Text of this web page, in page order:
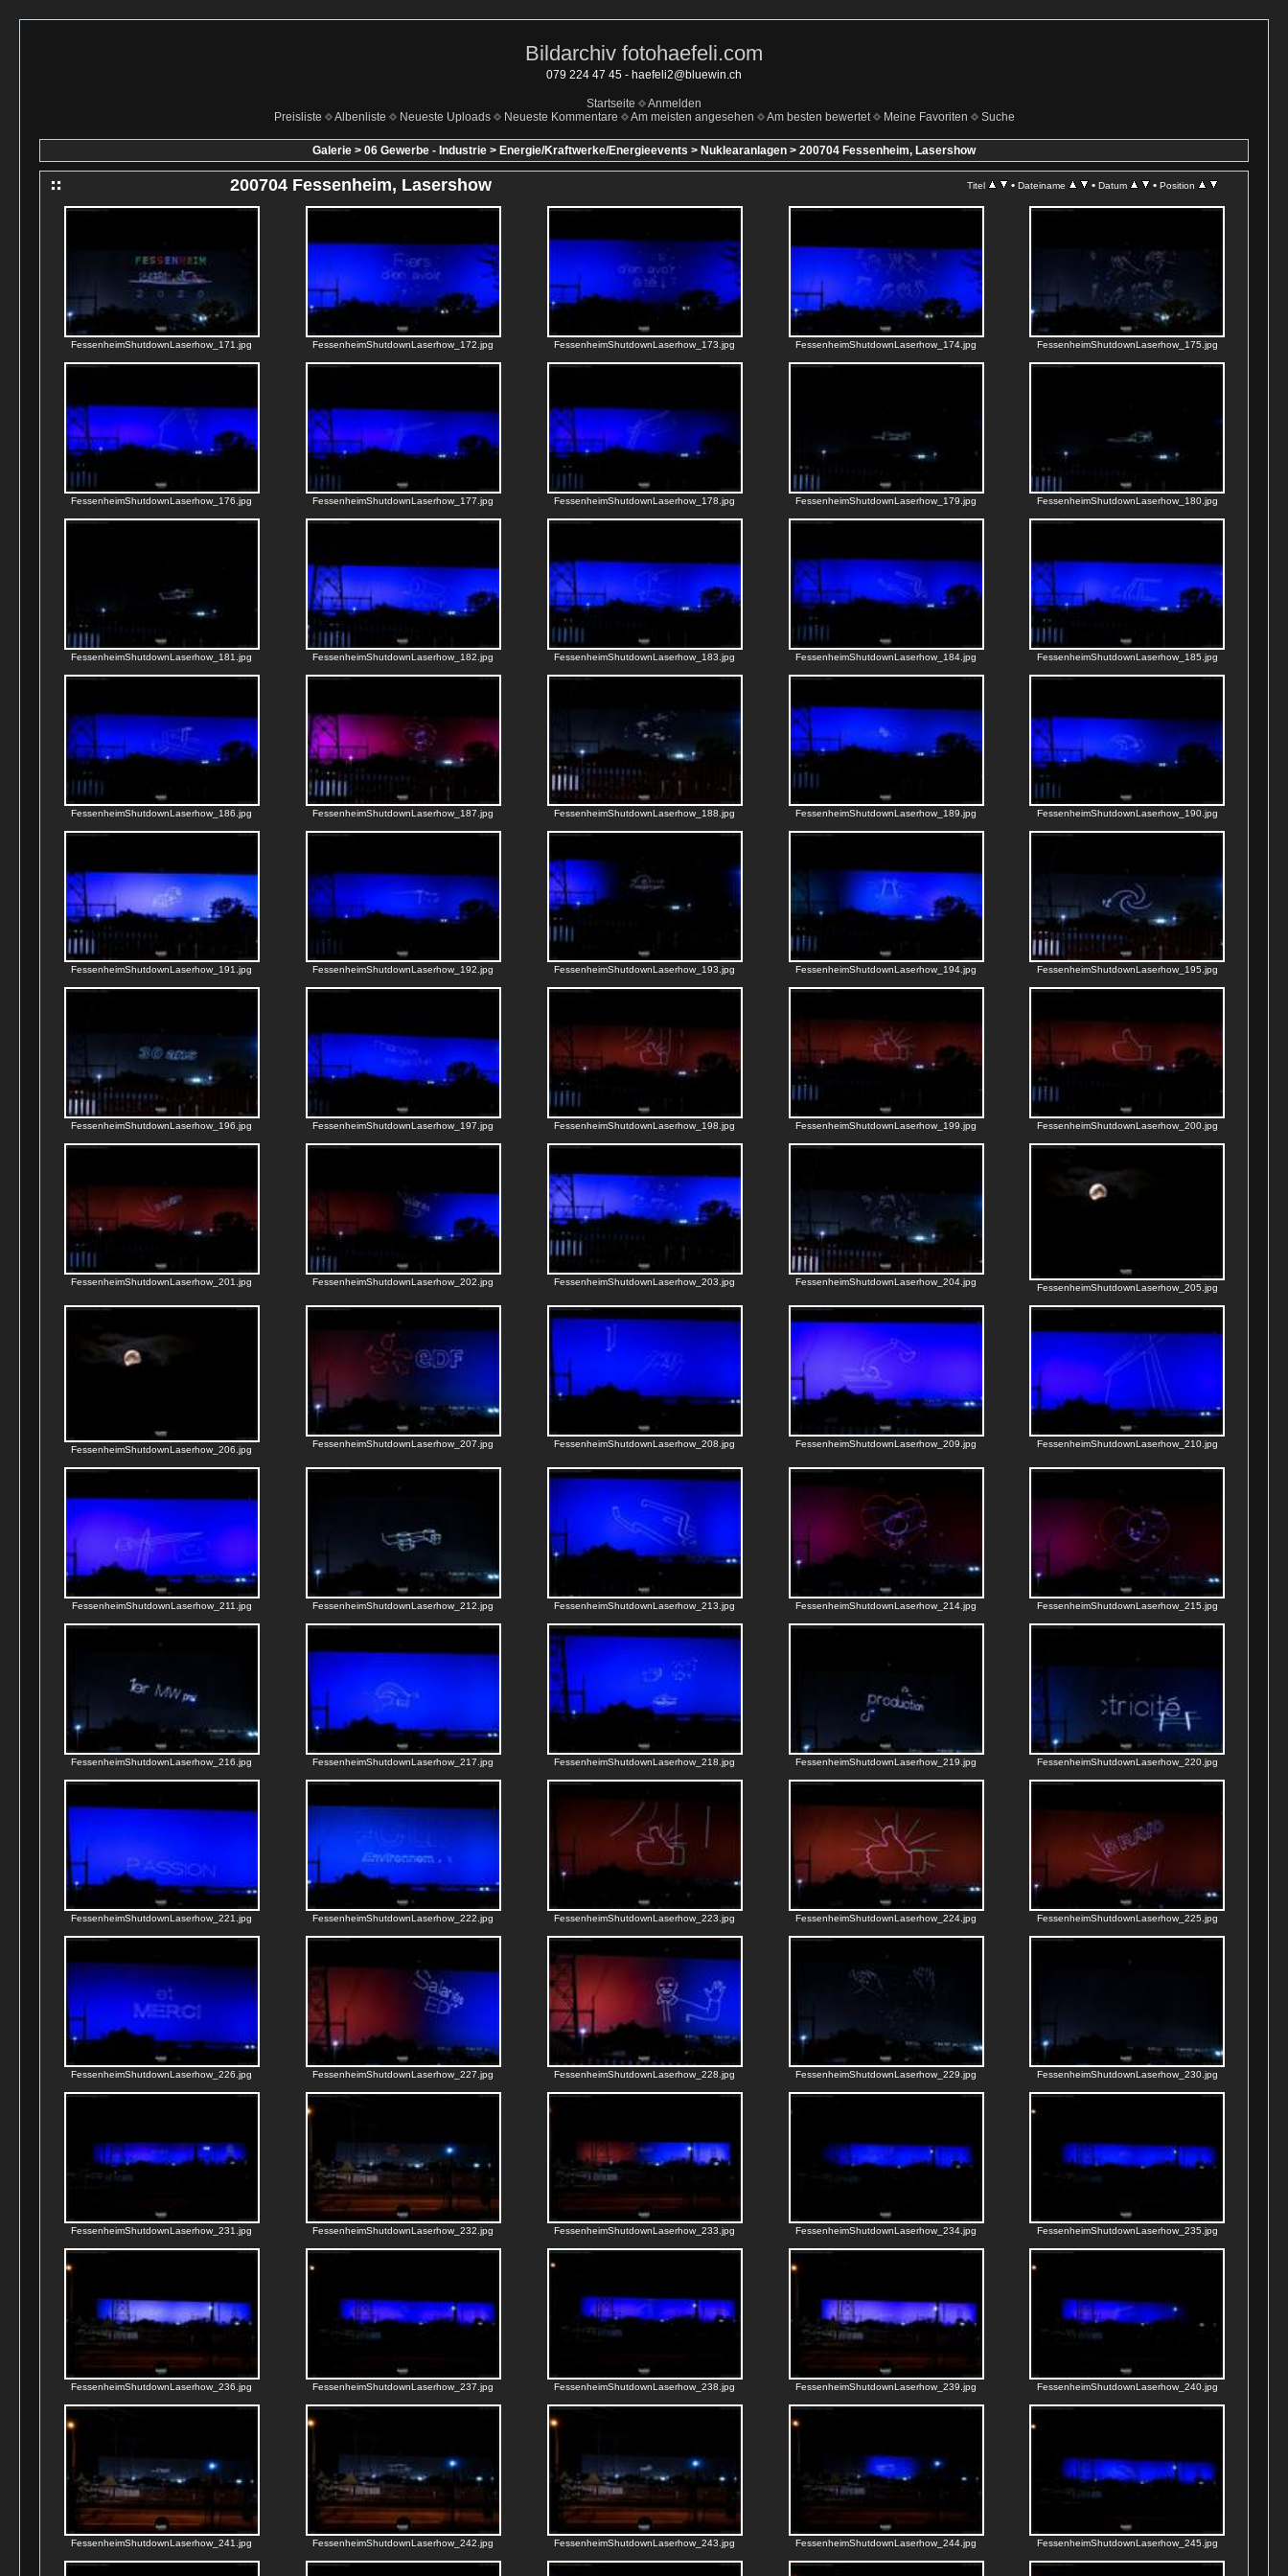
Bildarchiv fotohaefeli.com
079 224 47 45 - haefeli2@bluewin.ch
Startseite
Anmelden
Preisliste
Albenliste Neueste Uploads Neueste Kommentare Am meisten angesehen Am besten bewertet Meine Favoriten Suche
Galerie > 06 Gewerbe - Industrie > Energie/Kraftwerke/Energieevents > Nuklearanlagen > 200704 Fessenheim, Lasershow
200704 Fessenheim, Lasershow Titel • Dateiname • Datum • Position
FessenheimShutdownLaserhow_171.jpg FessenheimShutdownLaserhow_172.jpg FessenheimShutdownLaserhow_173.jpg FessenheimShutdownLaserhow_174.jpg FessenheimShutdownLaserhow_175.jpg
FessenheimShutdownLaserhow_176.jpg FessenheimShutdownLaserhow_177.jpg FessenheimShutdownLaserhow_178.jpg FessenheimShutdownLaserhow_179.jpg FessenheimShutdownLaserhow_180.jpg
FessenheimShutdownLaserhow_181.jpg FessenheimShutdownLaserhow_182.jpg FessenheimShutdownLaserhow_183.jpg FessenheimShutdownLaserhow_184.jpg FessenheimShutdownLaserhow_185.jpg
FessenheimShutdownLaserhow_186.jpg FessenheimShutdownLaserhow_187.jpg FessenheimShutdownLaserhow_188.jpg FessenheimShutdownLaserhow_189.jpg FessenheimShutdownLaserhow_190.jpg
FessenheimShutdownLaserhow_191.jpg FessenheimShutdownLaserhow_192.jpg FessenheimShutdownLaserhow_193.jpg FessenheimShutdownLaserhow_194.jpg FessenheimShutdownLaserhow_195.jpg
FessenheimShutdownLaserhow_196.jpg FessenheimShutdownLaserhow_197.jpg FessenheimShutdownLaserhow_198.jpg FessenheimShutdownLaserhow_199.jpg FessenheimShutdownLaserhow_200.jpg
FessenheimShutdownLaserhow_201.jpg FessenheimShutdownLaserhow_202.jpg FessenheimShutdownLaserhow_203.jpg FessenheimShutdownLaserhow_204.jpg
FessenheimShutdownLaserhow_205.jpg
FessenheimShutdownLaserhow_206.jpg
FessenheimShutdownLaserhow_207.jpg FessenheimShutdownLaserhow_208.jpg FessenheimShutdownLaserhow_209.jpg FessenheimShutdownLaserhow_210.jpg
FessenheimShutdownLaserhow_211.jpg FessenheimShutdownLaserhow_212.jpg FessenheimShutdownLaserhow_213.jpg FessenheimShutdownLaserhow_214.jpg FessenheimShutdownLaserhow_215.jpg
FessenheimShutdownLaserhow_216.jpg FessenheimShutdownLaserhow_217.jpg FessenheimShutdownLaserhow_218.jpg FessenheimShutdownLaserhow_219.jpg FessenheimShutdownLaserhow_220.jpg
FessenheimShutdownLaserhow_221.jpg FessenheimShutdownLaserhow_222.jpg FessenheimShutdownLaserhow_223.jpg FessenheimShutdownLaserhow_224.jpg FessenheimShutdownLaserhow_225.jpg
FessenheimShutdownLaserhow_226.jpg FessenheimShutdownLaserhow_227.jpg FessenheimShutdownLaserhow_228.jpg FessenheimShutdownLaserhow_229.jpg FessenheimShutdownLaserhow_230.jpg
FessenheimShutdownLaserhow_231.jpg FessenheimShutdownLaserhow_232.jpg FessenheimShutdownLaserhow_233.jpg FessenheimShutdownLaserhow_234.jpg FessenheimShutdownLaserhow_235.jpg
FessenheimShutdownLaserhow_236.jpg FessenheimShutdownLaserhow_237.jpg FessenheimShutdownLaserhow_238.jpg FessenheimShutdownLaserhow_239.jpg FessenheimShutdownLaserhow_240.jpg
FessenheimShutdownLaserhow_241.jpg FessenheimShutdownLaserhow_242.jpg FessenheimShutdownLaserhow_243.jpg FessenheimShutdownLaserhow_244.jpg FessenheimShutdownLaserhow_245.jpg